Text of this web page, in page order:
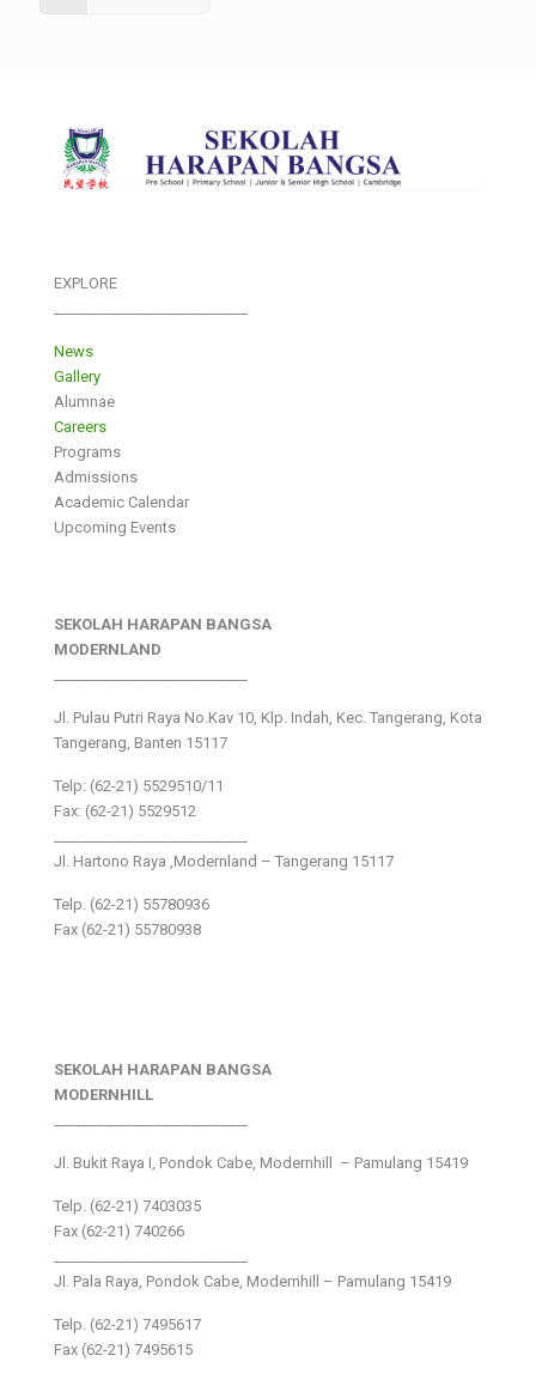
EXPLORE
News
Gallery
Alumnae
Careers
Programs
Admissions
Academic Calendar
Upcoming Events
SEKOLAH HARAPAN BANGSA
MODERNLAND
Jl. Pulau Putri Raya No.Kav 10, Klp. Indah, Kec. Tangerang, Kota
Tangerang, Banten 15117
Telp: (62-21) 5529510/11
Fax: (62-21) 5529512
Jl. Hartono Raya ,Modernland – Tangerang 15117
Telp. (62-21) 55780936
Fax (62-21) 55780938
SEKOLAH HARAPAN BANGSA
MODERNHILL
Jl. Bukit Raya I, Pondok Cabe, Modernhill – Pamulang 15419
Telp. (62-21) 7403035
Fax (62-21) 740266
Jl. Pala Raya, Pondok Cabe, Modernhill – Pamulang 15419
Telp. (62-21) 7495617
Fax (62-21) 7495615